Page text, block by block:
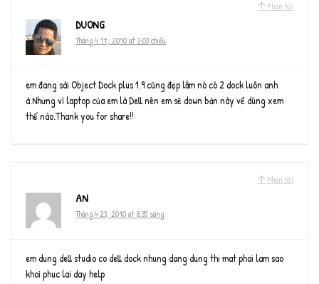
Phản hồi
DUONG
Tháng 4 17, 2010 at 3:03 chiều
em đang sài Object Dock plus 1.9 cũng đẹp lắm nó có 2 dock luôn anh
à.Nhưng vì laptop của em là Dell nên em sẽ down bản này về dùng xem
thế nào.Thank you for share!!
Phản hồi
AN
Tháng 4 23, 2010 at 8:35 sáng
em dung dell studio co dell dock nhung dang dung thi mat phai lam sao
khoi phuc lai day help